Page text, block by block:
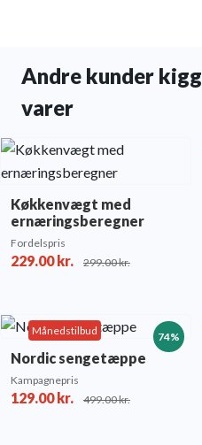
Andre kunder
varer
Køkkenvægt med
ernæringsberegner
Fordelspris
229.00kr. 299.00kr.
74%
Månedstilbud
Nordic sengetæppe
Kampagnepris
129.00kr. 499.00kr.